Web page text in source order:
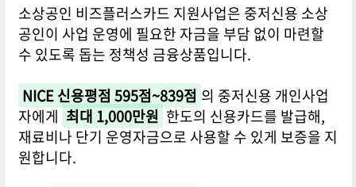
소상공인 비즈플러스카드 지원사업은 중저신용 소상
공인이 사업 운영에 필요한 자금을 부담 없이 마련할
수 있도록 돕는 정책성 금융상품입니다.
NICE 신용평점 595점~839점 의 중저신용 개인사업
자에게 최대 1,000만원 한도의 신용카드를 발급해,
재료비나 단기 운영자금으로 사용할 수 있게 보증을 지
원합니다.